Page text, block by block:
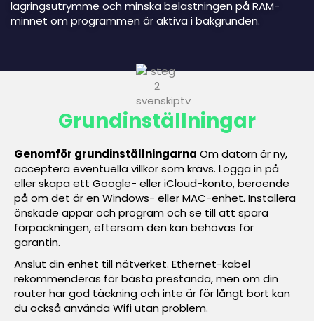
lagringsutrymme och minska belastningen på RAM-
minnet om programmen är aktiva i bakgrunden.
Grundinställningar
Genomför grundinställningarna Om datorn är ny,
acceptera eventuella villkor som krävs. Logga in på
eller skapa ett Google- eller iCloud-konto, beroende
på om det är en Windows- eller MAC-enhet. Installera
önskade appar och program och se till att spara
förpackningen, eftersom den kan behövas för
garantin.
Anslut din enhet till nätverket. Ethernet-kabel
rekommenderas för bästa prestanda, men om din
router har god täckning och inte är för långt bort kan
du också använda Wifi utan problem.